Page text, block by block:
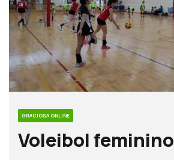
GRACIOSA ONLINE
Voleibol feminino